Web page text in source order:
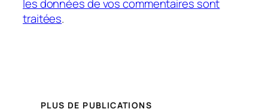
les données de vos commentaires sont
traitées.
PLUS DE PUBLICATIONS